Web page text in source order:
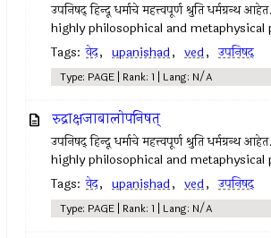
उपनिषद् हिन्दू धर्माचे महत्त्वपूर्ण श्रुति धर्मग्रन्थ
highly philosophical and metaphysical
Tags: वेद, upanishad, ved, उपनिषद्‍
Type: PAGE | Rank: 1 | Lang: N/A
रुद्राक्षजाबालोपनिषत्
उपनिषद् हिन्दू धर्माचे महत्त्वपूर्ण श्रुति धर्मग्रन्थ
highly philosophical and metaphysical
Tags: वेद, upanishad, ved, उपनिषद्‍
Type: PAGE | Rank: 1 | Lang: N/A